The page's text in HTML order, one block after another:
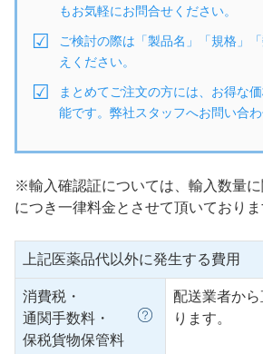
もお気軽にお問合せください。
ご検討の際は「製品名」「規格」
えください。
まとめてご注文の方には、お得な
能です。弊社スタッフへお問い合わ
※輸入確認証については、輸入数量
につき一律料金とさせて頂いておりま
上記医薬品代以外に発生する費用
消費税・
通関手数料・
保税貨物保管料
配送業者か
ります。